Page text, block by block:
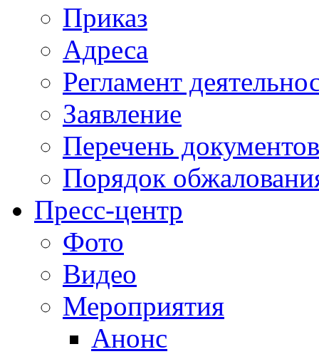
Приказ
Адреса
Регламент
Заявление
Перечень документов
Порядок
Пресс-центр
Фото
Видео
Мероприятия
Анонс